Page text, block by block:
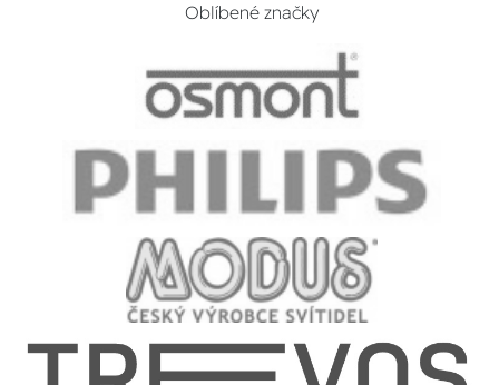
Oblíbené značky